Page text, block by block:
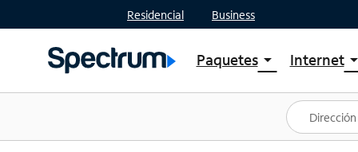
Residencial Business
Paquetesarrow_drop_down
Ver paquetes
Spectrum One
Mejores ofertas
Internetarrow_drop_down
Planes